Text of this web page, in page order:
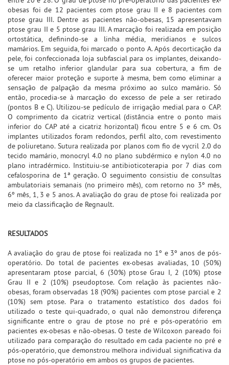
obesas foi de 12 pacientes com ptose grau II e 8 pacientes com
ptose grau III. Dentre as pacientes não-obesas, 15 apresentavam
ptose grau II e 5 ptose grau III. A marcação foi realizada em posição
ortostática, definindo-se a linha média, meridianos e sulcos
mamários. Em seguida, foi marcado o ponto A. Após decorticação da
pele, foi confeccionada loja subfascial para os implantes, deixando-
se um retalho inferior glandular para sua cobertura, a fim de
oferecer maior proteção e suporte à mesma, bem como eliminar a
sensação de palpação da mesma próximo ao sulco mamário. Só
então, procedia-se à marcação do excesso de pele a ser retirado
(pontos B e C). Utilizou-se pedículo de irrigação medial para o CAP.
O comprimento da cicatriz vertical (distância entre o ponto mais
inferior do CAP até a cicatriz horizontal) ficou entre 5 e 6 cm. Os
implantes utilizados foram redondos, perfil alto, com revestimento
de poliuretano. Sutura realizada por planos com fio de vycril 2.0 do
tecido mamário, monocryl 4.0 no plano subdérmico e nylon 4.0 no
plano intradérmico. Instituiu-se antibioticoterapia por 7 dias com
cefalosporina de 1ª geração. O seguimento consistiu de consultas
ambulatoriais semanais (no primeiro mês), com retorno no 3º mês,
6º mês, 1, 3 e 5 anos. A avaliação do grau de ptose foi realizada por
meio da classificação de Regnault.
RESULTADOS
A avaliação do grau de ptose foi realizada no 1º e 3º anos de pós-
operatório. Do total de pacientes ex-obesas avaliadas, 10 (50%)
apresentaram ptose parcial, 6 (30%) ptose Grau I, 2 (10%) ptose
Grau II e 2 (10%) pseudoptose. Com relação às pacientes não-
obesas, foram observadas 18 (90%) pacientes com ptose parcial e 2
(10%) sem ptose. Para o tratamento estatístico dos dados foi
utilizado o teste qui-quadrado, o qual não demonstrou diferença
significante entre o grau de ptose no pré e pós-operatório em
pacientes ex-obesas e não-obesas. O teste de Wilcoxon pareado foi
utilizado para comparação do resultado em cada paciente no pré e
pós-operatório, que demonstrou melhora individual significativa da
ptose no pós-operatório em ambos os grupos de pacientes.